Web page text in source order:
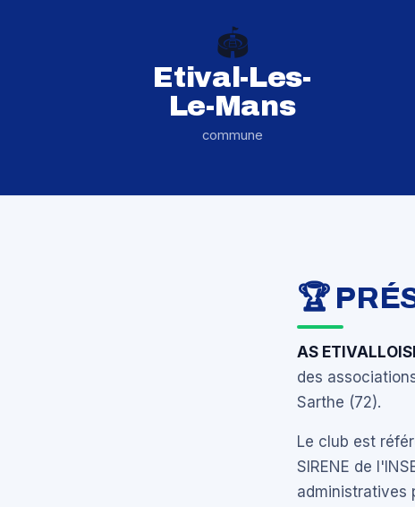
🏟️
Etival-Les-
Le-Mans
commune
🏆
AS
des
Sarthe (72).
Le club est
SIRENE de
administratives